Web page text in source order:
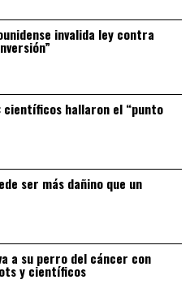
invalida ley contra
científicos hallaron el “punto
ser más dañino que un
a su perro del cáncer con
y científicos